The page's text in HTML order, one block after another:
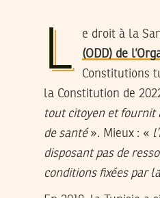
L e droit à la
(ODD) de
Constitutions
la Constitution de
tout citoyen et fournit
de santé». Mieux : «
disposant pas de
conditions fixées par